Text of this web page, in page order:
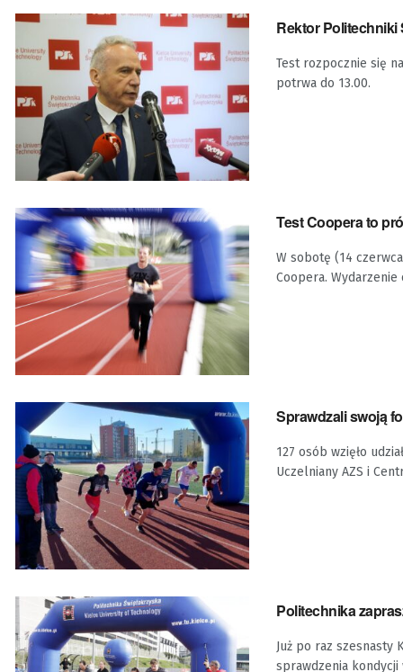
Rektor
Test rozpocznie się
potrwa do 13.00.
Test Coopera to
W sobotę (14
Coopera.
Sprawdzali swoją
127 osób wzięło
Uczelniany AZS i
Politechnika
Już po raz szesnasty
sprawdzenia kondycji